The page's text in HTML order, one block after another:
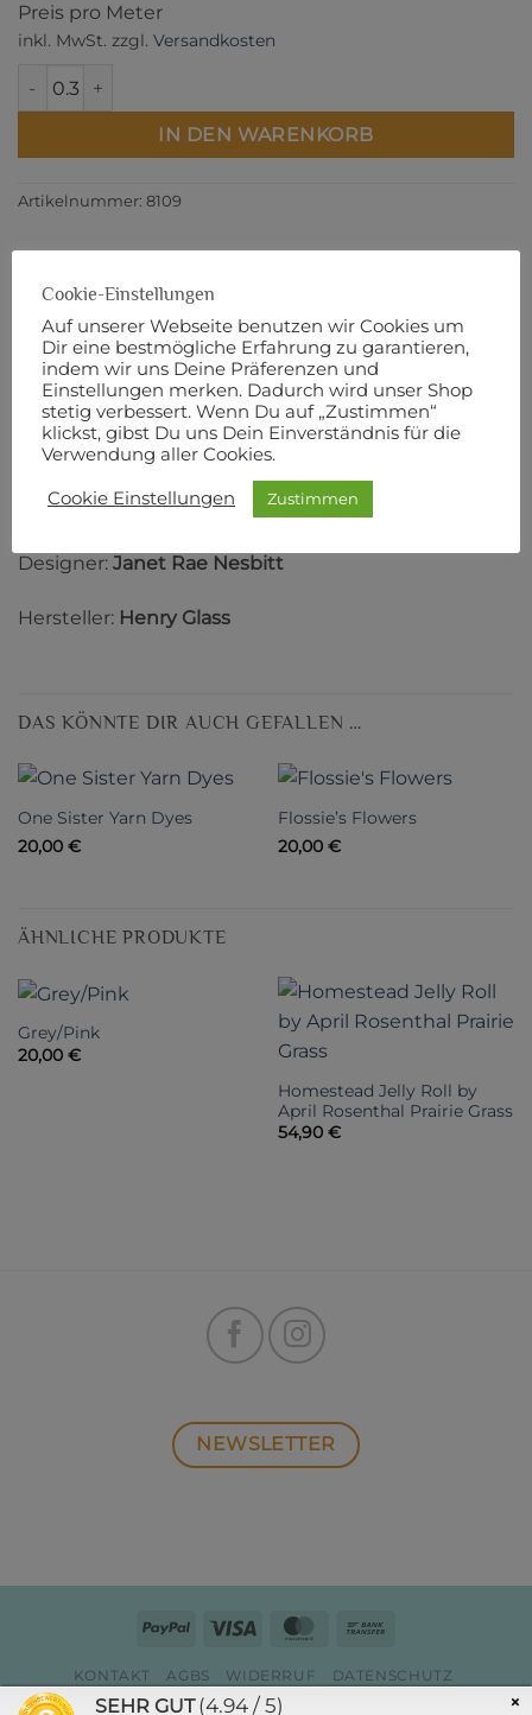
Preis pro Meter
inkl. MwSt. zzgl. Versandkosten
Flossie's Flowers Menge
IN DEN WARENKORB
Artikelnummer: 8109
BESCHREIBUNG
ZUSÄTZLICHE INFORMATIONEN
PRODUKTSICHERHEIT
110 cm Breite
100% Baumwolle
Designer: Janet Rae Nesbitt
Hersteller: Henry Glass
DAS KÖNNTE DIR AUCH GEFALLEN …
One Sister Yarn Dyes
20,00 €
Flossie’s Flowers
20,00 €
ÄHNLICHE PRODUKTE
Grey/Pink
20,00 €
Homestead Jelly Roll by
April Rosenthal Prairie Grass
54,90 €
NEWSLETTER
PayPal Visa MasterCard
KONTAKT AGBS WIDERRUF
DATENSCHUTZ
ZAHLUNG & VERSAND
IMPRESSUM
Cookie-Einstellungen
Auf unserer Webseite benutzen wir Cookies um
Dir eine bestmögliche Erfahrung zu garantieren,
indem wir uns Deine Präferenzen und
Einstellungen merken. Dadurch wird unser Shop
stetig verbessert. Wenn Du auf „Zustimmen“
klickst, gibst Du uns Dein Einverständnis für die
Verwendung aller Cookies.
Cookie Einstellungen Zustimmen
×
SEHR GUT (4.94 / 5)